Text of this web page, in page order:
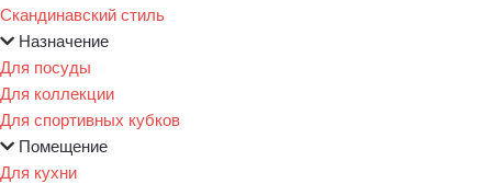
Скандинавский стиль
Назначение
Для посуды
Для коллекции
Для спортивных кубков
Помещение
Для кухни